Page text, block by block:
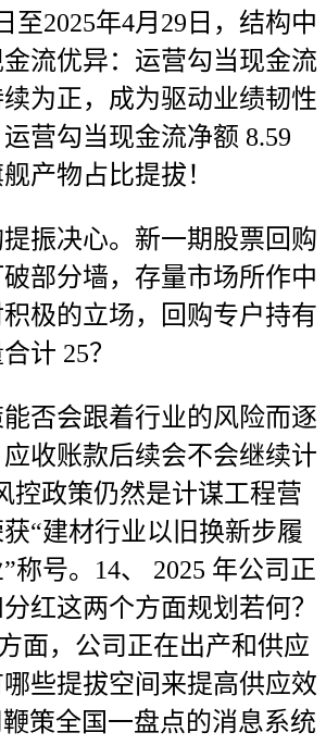
至2025年4月29日，结构中
流优异：运营勾当现金流
为正，成为驱动业绩韧性
营勾当现金流净额 8.59
产物占比提拔！
决心。新一期股票回购
部分墙，存量市场所作中
极的立场，回购专户持有
计 25？
会跟着行业的风险而逐
收账款后续会不会继续计
控政策仍然是计谋工程营
“建材行业以旧换新步履
称号。14、 2025 年公司正
红这两个方面规划若何？
面，公司正在出产和供应
些提拔空间来提高供应效
策全国一盘点的消息系统